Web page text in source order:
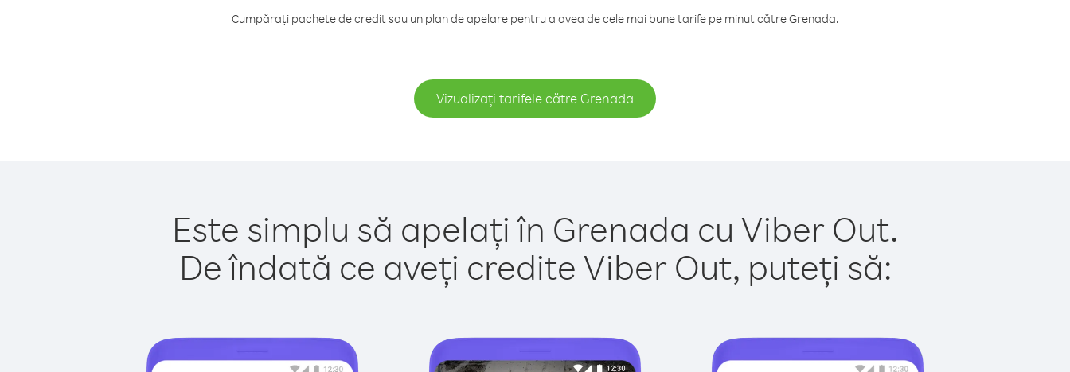
Cumpărați pachete de credit sau un plan de apelare pentru a avea de cele mai bune tarife pe minut către Grenada.
Vizualizați tarifele către Grenada
Este simplu să apelați în Grenada cu Viber Out.
De îndată ce aveți credite Viber Out, puteți să: